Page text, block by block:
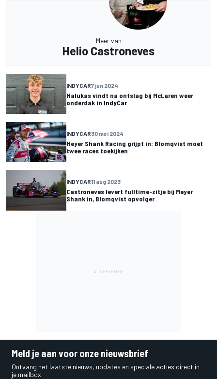
Meer van
Helio Castroneves
INDYCAR7 jun 2024
Malukas vindt na ontslag bij McLaren weer
onderdak in IndyCar
INDYCAR30 mei 2024
Meyer Shank Racing grijpt in: Blomqvist moet
twee races toekijken
INDYCAR11 aug 2023
Castroneves levert fulltime-zitje bij Meyer
Shank in, Blomqvist opvolger
Meld je aan voor onze nieuwsbrief
Ontvang het laatste nieuws, updates en speciale acties direct in
je mailbox.